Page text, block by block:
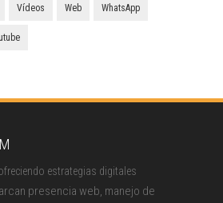
Vídeos Web WhatsApp
estrategias digitales
presencia web, manejo de